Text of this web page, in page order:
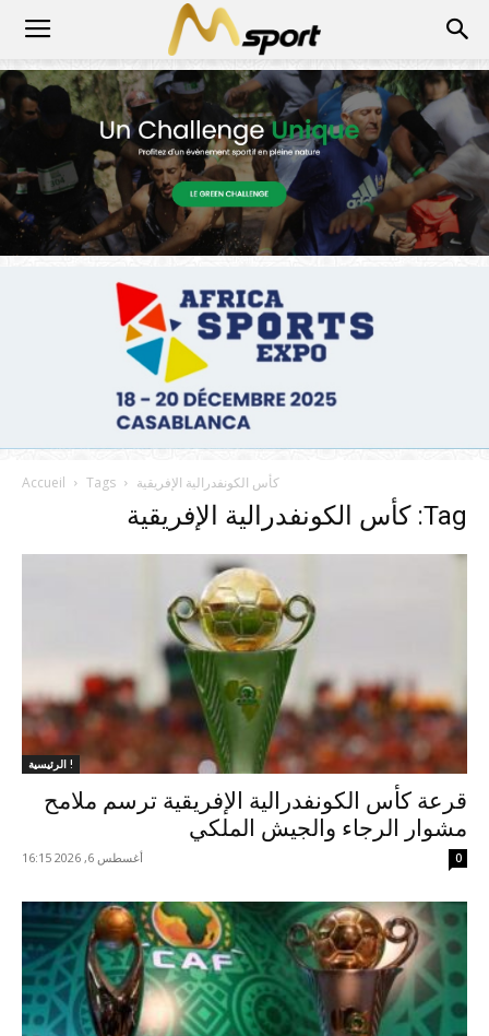
Accueil Tags كأس الكونفدرالية الإفريقية
Tag: كأس الكونفدرالية الإفريقية
الرئيسية !
قرعة كأس الكونفدرالية الإفريقية ترسم ملامح
مشوار الرجاء والجيش الملكي
أغسطس 6, 2026 16:15 0